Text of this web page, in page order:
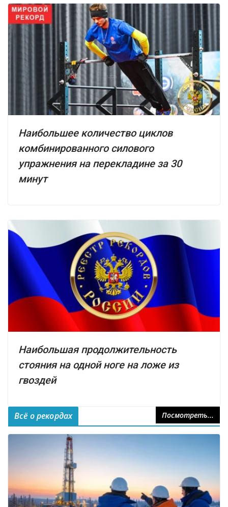
Наибольшее количество циклов
комбинированного силового
упражнения на перекладине за 30
минут
Наибольшая продолжительность
стояния на одной ноге на ложе из
гвоздей
Всё о рекордах Посмотреть...